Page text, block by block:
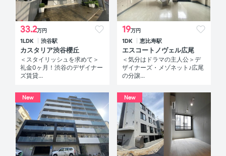
33.2万円
1LDK 渋谷駅
カスタリア渋谷櫻丘
＜スタイリッシュを求めて＞
礼金0ヶ月！渋谷のデザイナー
ズ賃貸...
19万円
1DK 恵比寿駅
エスコートノヴェル広尾
＜気分はドラマの主人公＞デ
ザイナーズ・メゾネット♪広尾
の分譲...
New New